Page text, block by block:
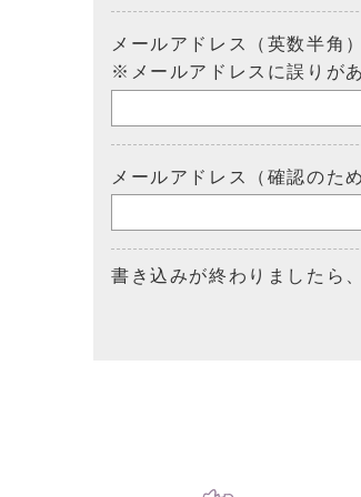
メールアドレス（英数半角
※メールアドレスに誤りが
メールアドレス（確認のた
書き込みが終わりましたら